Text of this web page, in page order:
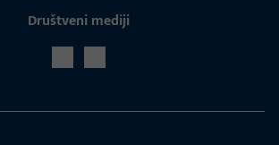
Društveni mediji